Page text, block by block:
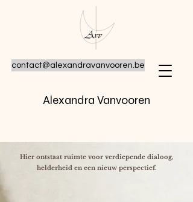
contact@alexandravanvooren.be
Alexandra Vanvooren
Hier ontstaat ruimte voor verdiepende dialoog,
helderheid en een nieuw perspectief.